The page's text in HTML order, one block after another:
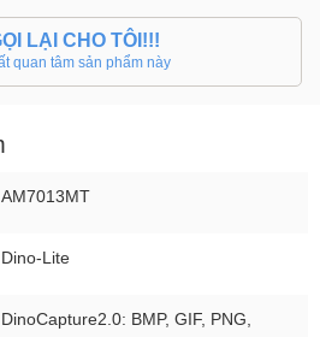
LẠI CHO TÔI!!!
quan tâm sản phẩm này
AM7013MT
Dino-Lite
DinoCapture2.0: BMP, GIF, PNG,